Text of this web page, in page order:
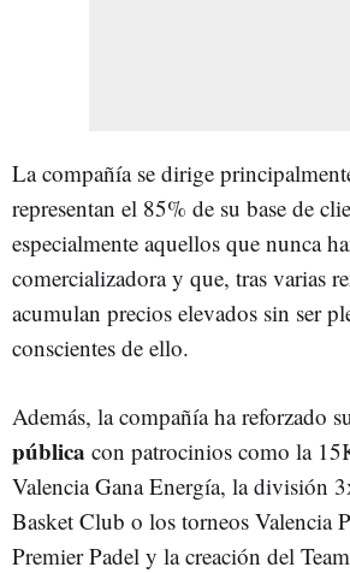
La compañía se dirige
representan el 85% de su base de
especialmente aquellos que nunca
comercializadora y que, tras varias
acumulan precios elevados sin ser
conscientes de ello.
Además, la compañía ha reforzado
pública con patrocinios como la
Valencia Gana Energía, la división
Basket Club o los torneos Valencia
Premier Padel y la creación del